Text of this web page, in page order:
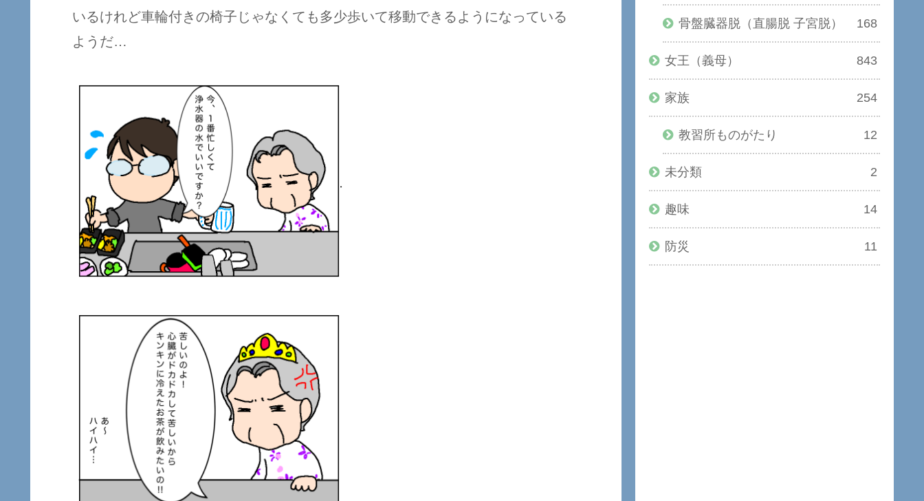
いるけれど車輪付きの椅子じゃなくても多少歩いて移動できるようになっている
ようだ…
骨盤臓器脱（直腸脱 子宮脱） 168
女王（義母） 843
家族 254
教習所ものがたり 12
未分類 2
趣味 14
防災 11